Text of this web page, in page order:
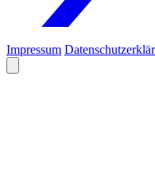
Impressum